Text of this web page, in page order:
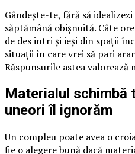
Gândește-te, fără să
săptămână obișnuită. Câte
de des intri și ieși din spații
situații în care vrei să pari
Răspunsurile astea
Materialul schimbă
uneori îl ignorăm
Un compleu poate avea o
fie o alegere bună dacă